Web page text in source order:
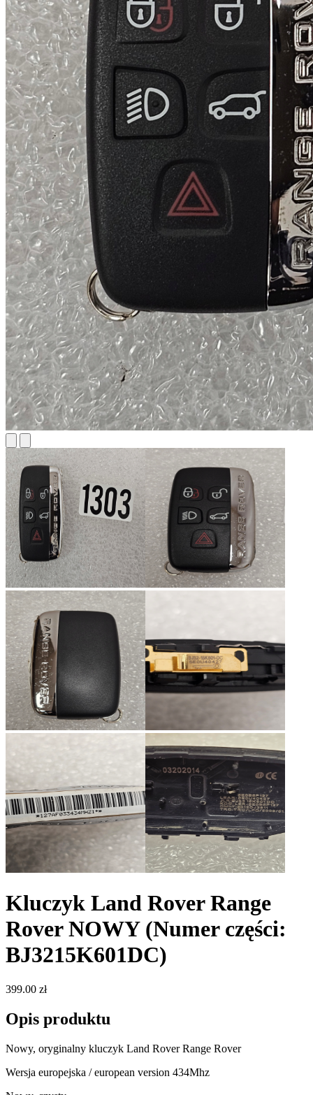
Kluczyk Land Rover Range
Rover NOWY (Numer części:
BJ3215K601DC)
399.00 zł
Opis produktu
Nowy, oryginalny kluczyk Land Rover Range Rover
Wersja europejska / european version 434Mhz